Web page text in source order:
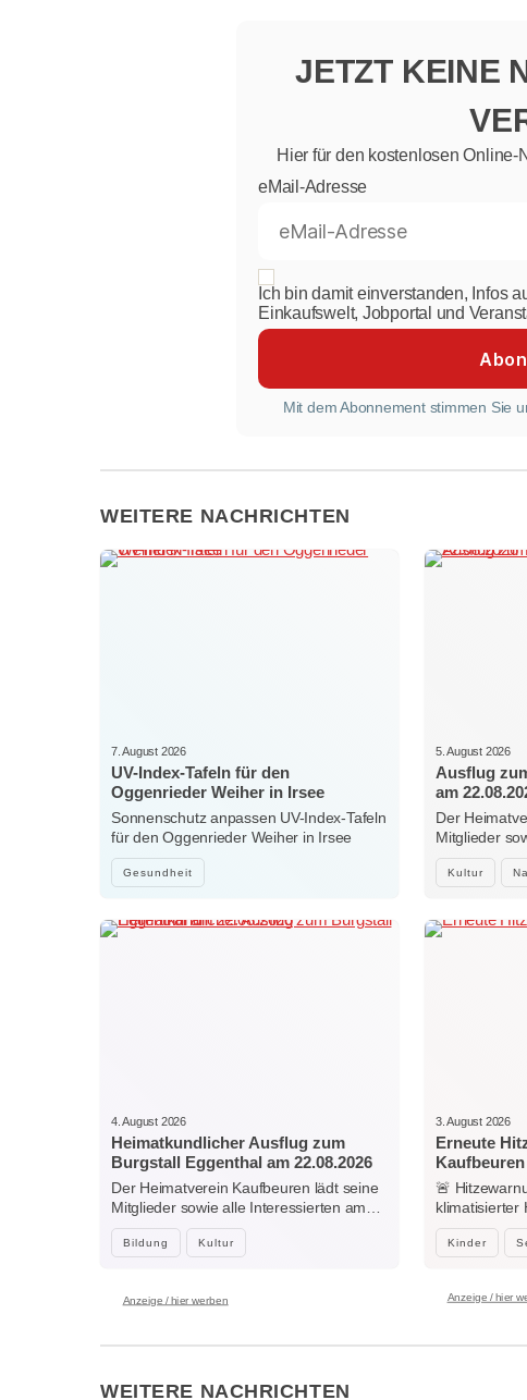
JETZT KEINE
Hier für den kostenlosen
eMail-Adresse
Ich bin damit einverstanden, Infos
Einkaufswelt, Jobportal und
Mit dem Abonnement stimmen Sie
WEITERE NACHRICHTEN
Gesundheit
7. August 2026
UV-Index-Tafeln für den
Oggenrieder Weiher in Irsee
Sonnenschutz anpassen UV-Index-Tafeln
für den Oggenrieder Weiher in Irsee
Kultur
5. August 2026
Ausflug
am
Der
Mitglieder
Bildung Kultur
4. August 2026
Heimatkundlicher Ausflug zum
Burgstall Eggenthal am 22.08.2026
Der Heimatverein Kaufbeuren lädt seine
Mitglieder sowie alle Interessierten am…
Kinder
3. August 2026
Erneute
Kaufbeuren
🚨
klimatisierter
Center…
Anzeige / hier werben Anzeige / hier
WEITERE NACHRICHTEN